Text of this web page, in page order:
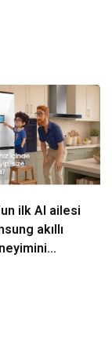
ilk AI ailesi
akıllı